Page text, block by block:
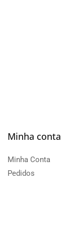
Minha conta
Minha Conta
Pedidos